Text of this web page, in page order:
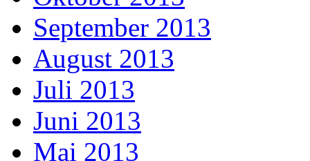
September 2013
August 2013
Juli 2013
Juni 2013
Mai 2013